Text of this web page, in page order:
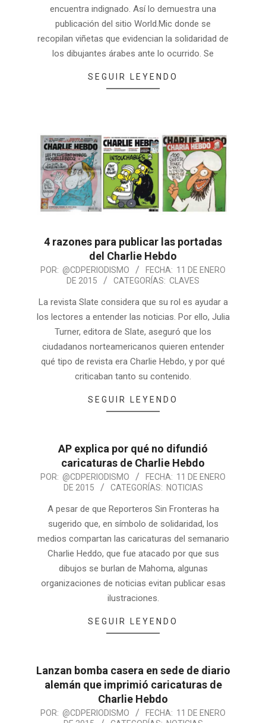
encuentra indignado. Así lo demuestra una
publicación del sitio World.Mic donde se
recopilan viñetas que evidencian la solidaridad de
los dibujantes árabes ante lo ocurrido. Se
SEGUIR LEYENDO
4 razones para publicar las portadas
del Charlie Hebdo
POR: @CDPERIODISMO FECHA: 11 DE ENERO
DE 2015
CATEGORÍAS: CLAVES
La revista Slate considera que su rol es ayudar a
los lectores a entender las noticias. Por ello, Julia
Turner, editora de Slate, aseguró que los
ciudadanos norteamericanos quieren entender
qué tipo de revista era Charlie Hebdo, y por qué
criticaban tanto su contenido.
SEGUIR LEYENDO
AP explica por qué no difundió
caricaturas de Charlie Hebdo
POR: @CDPERIODISMO FECHA: 11 DE ENERO
DE 2015
CATEGORÍAS: NOTICIAS
A pesar de que Reporteros Sin Fronteras ha
sugerido que, en símbolo de solidaridad, los
medios compartan las caricaturas del semanario
Charlie Heddo, que fue atacado por que sus
dibujos se burlan de Mahoma, algunas
organizaciones de noticias evitan publicar esas
ilustraciones.
SEGUIR LEYENDO
Lanzan bomba casera en sede de diario
alemán que imprimió caricaturas de
Charlie Hebdo
POR: @CDPERIODISMO FECHA: 11 DE ENERO